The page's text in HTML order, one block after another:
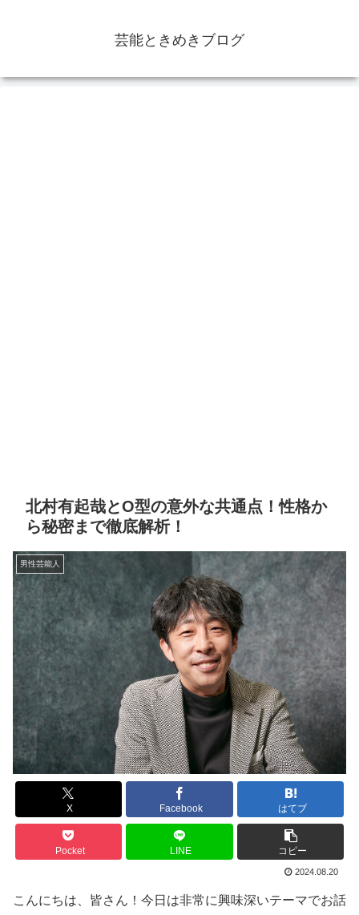
芸能ときめきブログ
北村有起哉とO型の意外な共通点！性格か
ら秘密まで徹底解析！
男性芸能人
X Facebook はてブ
Pocket LINE コピー
2024.08.20
こんにちは、皆さん！今日は非常に興味深いテーマでお話